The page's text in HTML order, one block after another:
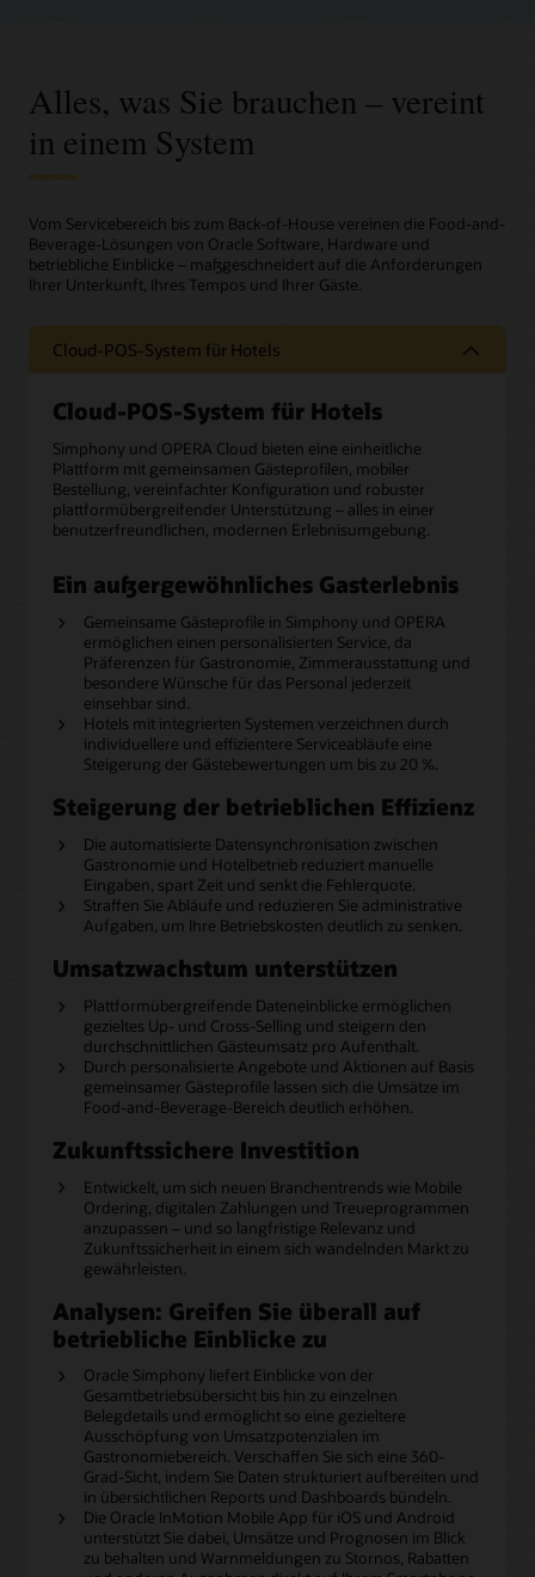
Alles, was Sie brauchen – vereint
in einem System
Vom Servicebereich bis zum Back-of-House vereinen die Food-and-
Beverage-Lösungen von Oracle Software, Hardware und
betriebliche Einblicke – maßgeschneidert auf die Anforderungen
Ihrer Unterkunft, Ihres Tempos und Ihrer Gäste.
Cloud-POS-System für Hotels
Cloud-POS-System für Hotels
Simphony und OPERA Cloud bieten eine einheitliche
Plattform mit gemeinsamen Gästeprofilen, mobiler
Bestellung, vereinfachter Konfiguration und robuster
plattformübergreifender Unterstützung – alles in einer
benutzerfreundlichen, modernen Erlebnisumgebung.
Ein außergewöhnliches Gasterlebnis
Gemeinsame Gästeprofile in Simphony und OPERA
ermöglichen einen personalisierten Service, da
Präferenzen für Gastronomie, Zimmerausstattung und
besondere Wünsche für das Personal jederzeit
einsehbar sind.
Hotels mit integrierten Systemen verzeichnen durch
individuellere und effizientere Serviceabläufe eine
Steigerung der Gästebewertungen um bis zu 20 %.
Steigerung der betrieblichen Effizienz
Die automatisierte Datensynchronisation zwischen
Gastronomie und Hotelbetrieb reduziert manuelle
Eingaben, spart Zeit und senkt die Fehlerquote.
Straffen Sie Abläufe und reduzieren Sie administrative
Aufgaben, um Ihre Betriebskosten deutlich zu senken.
Umsatzwachstum unterstützen
Plattformübergreifende Dateneinblicke ermöglichen
gezieltes Up- und Cross-Selling und steigern den
durchschnittlichen Gästeumsatz pro Aufenthalt.
Durch personalisierte Angebote und Aktionen auf Basis
gemeinsamer Gästeprofile lassen sich die Umsätze im
Food-and-Beverage-Bereich deutlich erhöhen.
Zukunftssichere Investition
Entwickelt, um sich neuen Branchentrends wie Mobile
Ordering, digitalen Zahlungen und Treueprogrammen
anzupassen – und so langfristige Relevanz und
Zukunftssicherheit in einem sich wandelnden Markt zu
gewährleisten.
Analysen: Greifen Sie überall auf
betriebliche Einblicke zu
Oracle Simphony liefert Einblicke von der
Gesamtbetriebsübersicht bis hin zu einzelnen
Belegdetails und ermöglicht so eine gezieltere
Ausschöpfung von Umsatzpotenzialen im
Gastronomiebereich. Verschaffen Sie sich eine 360-
Grad-Sicht, indem Sie Daten strukturiert aufbereiten und
in übersichtlichen Reports und Dashboards bündeln.
Die Oracle InMotion Mobile App für iOS und Android
unterstützt Sie dabei, Umsätze und Prognosen im Blick
zu behalten und Warnmeldungen zu Stornos, Rabatten